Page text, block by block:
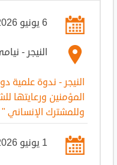
6 يونيو 2026
النيجر -
النيجر - ندوة علمية
المؤمنين ورعايتها
وللمشترك الإنساني "
1 يونيو 2026